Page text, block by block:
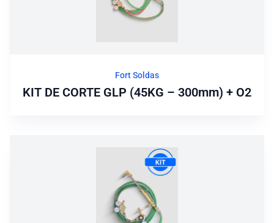
Fort Soldas
KIT DE CORTE GLP (45KG – 300mm) + O2